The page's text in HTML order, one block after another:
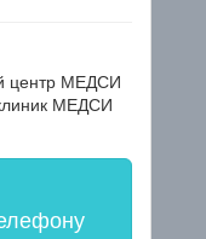
центр МЕДСИ
МЕДСИ